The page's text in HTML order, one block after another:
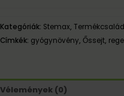
Kategóriák: Stemax, Termékcsalád
Címkék: gyógynövény, Őssejt,
Vélemények (0)